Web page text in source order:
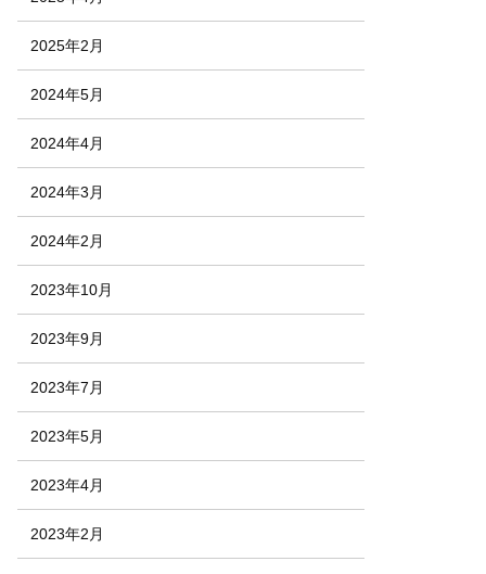
2025年2月
2024年5月
2024年4月
2024年3月
2024年2月
2023年10月
2023年9月
2023年7月
2023年5月
2023年4月
2023年2月